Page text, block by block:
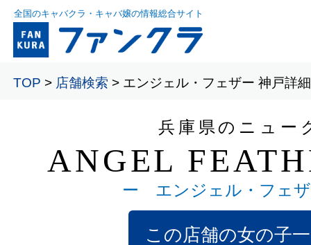
全国のキャバクラ・キャバ嬢の情報総合サイト
TOP > 店舗検索 > エンジェル・フェザー 神戸詳細
兵庫県のニュー
ANGEL
ー エンジェル・フェ
この店舗の女の子